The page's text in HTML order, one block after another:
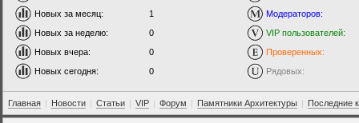
Новых за месяц:
1
Новых за неделю:
0
Новых вчера:
0
Новых сегодня:
0
Модераторов:
VIP пользователей:
Проверенных:
Рядовых:
Главная | Новости | Статьи | VIP | Форум | Памятники Архитектуры | Последние